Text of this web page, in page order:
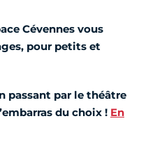
Cévennes vous
pour petits et
passant par le théâtre
du choix ! En